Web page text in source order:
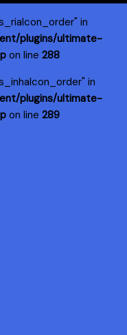
in
plugins/ultimate-
on line 288
in
plugins/ultimate-
on line 289